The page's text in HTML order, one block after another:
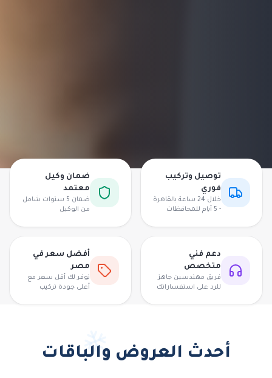
توصيل وتركيب
فوري
خلال 24 ساعة بالقاهرة
- 5 أيام للمحافظات
ضمان وكيل
معتمد
ضمان 5 سنوات شامل
من الوكيل
دعم فني
متخصص
فريق مهندسين جاهز
للرد على استفساراتك
أفضل سعر في
مصر
نوفر لك أقل سعر مع
أعلى جودة تركيب
أحدث العروض والباقات